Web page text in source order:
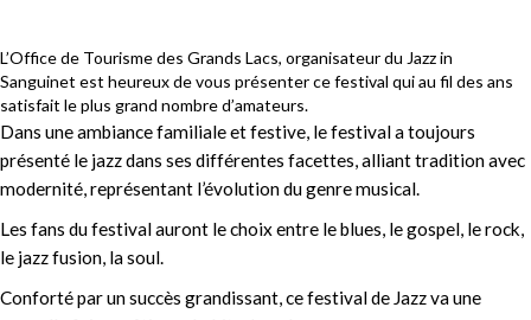
L’Office de Tourisme des Grands Lacs, organisateur du Jazz in
Sanguinet est heureux de vous présenter ce festival qui au fil des ans
satisfait le plus grand nombre d’amateurs.
Dans une ambiance familiale et festive, le festival a toujours
présenté le jazz dans ses différentes facettes, alliant tradition avec
modernité, représentant l’évolution du genre musical.
Les fans du festival auront le choix entre le blues, le gospel, le rock,
le jazz fusion, la soul.
Conforté par un succès grandissant, ce festival de Jazz va une